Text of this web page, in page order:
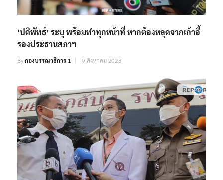
‘ปดิพัทธ์’ ระบุ พร้อมทำทุกหน้าที่ หากต้องหลุดจากเก้าอี้
รองประธานสภาฯ
Byกองบรรณาธิการ 1 9 สิงหาคม 2023